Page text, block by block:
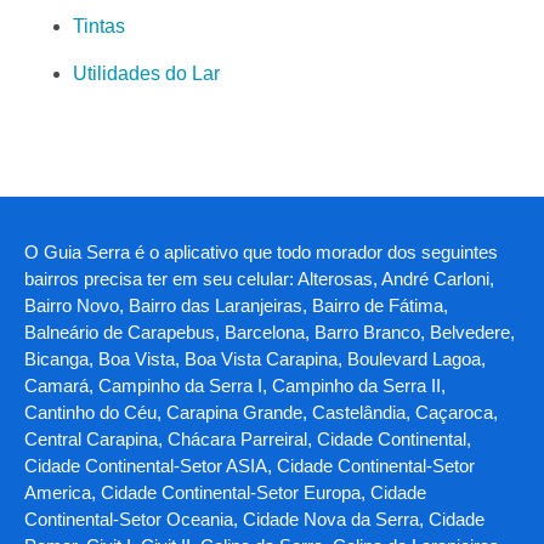
Tintas
Utilidades do Lar
O Guia Serra é o aplicativo que todo morador dos seguintes
bairros precisa ter em seu celular: Alterosas, André Carloni,
Bairro Novo, Bairro das Laranjeiras, Bairro de Fátima,
Balneário de Carapebus, Barcelona, Barro Branco, Belvedere,
Bicanga, Boa Vista, Boa Vista Carapina, Boulevard Lagoa,
Camará, Campinho da Serra I, Campinho da Serra II,
Cantinho do Céu, Carapina Grande, Castelândia, Caçaroca,
Central Carapina, Chácara Parreiral, Cidade Continental,
Cidade Continental-Setor ASIA, Cidade Continental-Setor
America, Cidade Continental-Setor Europa, Cidade
Continental-Setor Oceania, Cidade Nova da Serra, Cidade